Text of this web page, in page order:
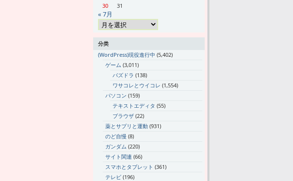
30
31
« 7月
分类
(WordPress)現役進行中 (5,402)
ゲーム (3,011)
パズドラ (138)
ワサコレとウイコレ (1,554)
パソコン (159)
テキストエディタ (55)
ブラウザ (22)
薬とサプリと運動 (931)
のど自慢 (8)
ガンダム (220)
サイト関連 (66)
スマホとタブレット (361)
テレビ (196)